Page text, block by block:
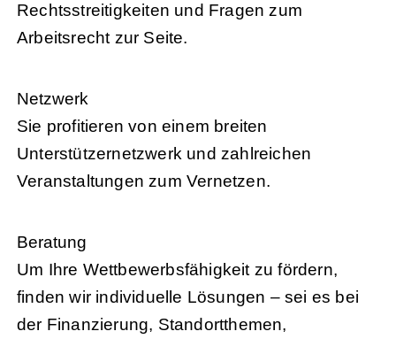
Rechtsstreitigkeiten und Fragen zum
Arbeitsrecht zur Seite.
Netzwerk
Sie profitieren von einem breiten
Unterstützernetzwerk und zahlreichen
Veranstaltungen zum Vernetzen.
Beratung
Um Ihre Wettbewerbsfähigkeit zu fördern,
finden wir individuelle Lösungen – sei es bei
der Finanzierung, Standortthemen,